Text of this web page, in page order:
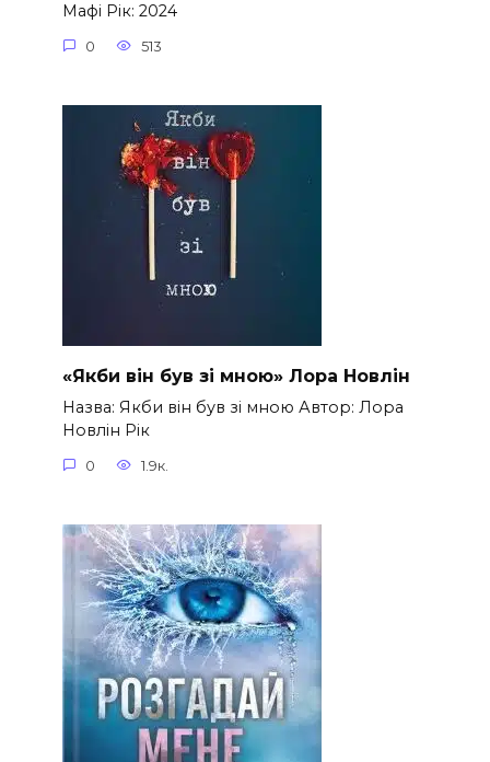
Мафі Рік: 2024
0 513
«Якби він був зі мною» Лора Новлін
Назва: Якби він був зі мною Автор: Лора
Новлін Рік
0 1.9к.